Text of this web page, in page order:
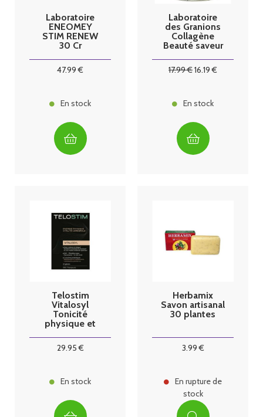
Laboratoire
ENEOMEY
STIM RENEW
30 Cr
47.99 €
En stock
Laboratoire
des Granions
Collagène
Beauté saveur
17.99€16.19 €
En stock
Telostim
Vitalosyl
Tonicité
physique et
gélules
29.95€
En stock
Herbamix
Savon artisanal
30 plantes
3.99€
En rupture de
stock